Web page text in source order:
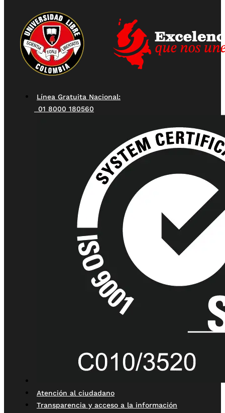
Línea Gratuita Nacional:
01 8000 180560
Atención al ciudadano
Transparencia y acceso a la información